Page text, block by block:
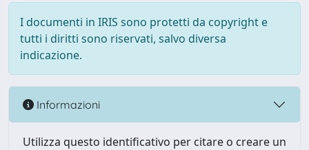
I documenti in IRIS sono protetti da copyright e
tutti i diritti sono riservati, salvo diversa
indicazione.
Informazioni
Utilizza questo identificativo per citare o creare un